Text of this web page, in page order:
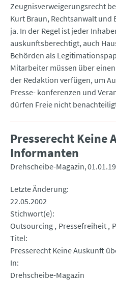
Zeugnisverweigerungsrecht
Kurt Braun, Rechtsanwalt
ja. In der Regel ist jeder
auskunftsberechtigt, auch
Behörden als
Mitarbeiter müssen über
der Redaktion verfügen, um
Presse- konferenzen und
dürfen Freie nicht
Presserecht Keine
Informanten
Drehscheibe-Magazin
Letzte Änderung
22.05.2002
Stichwort(e)
Outsourcing Pressefreiheit
Titel
Presserecht Keine Auskunft
In
Drehscheibe-Magazin